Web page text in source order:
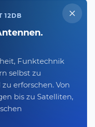
12DB
Funktechnik
selbst zu
erforschen. Von
bis zu Satelliten,